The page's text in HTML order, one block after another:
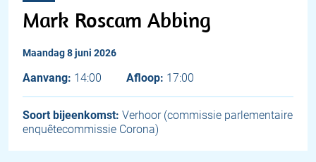
Mark Roscam Abbing
maandag 8 juni 2026
Aanvang: 14:00 Afloop: 17:00
Soort bijeenkomst: Verhoor (commissie parlementaire
enquêtecommissie Corona)